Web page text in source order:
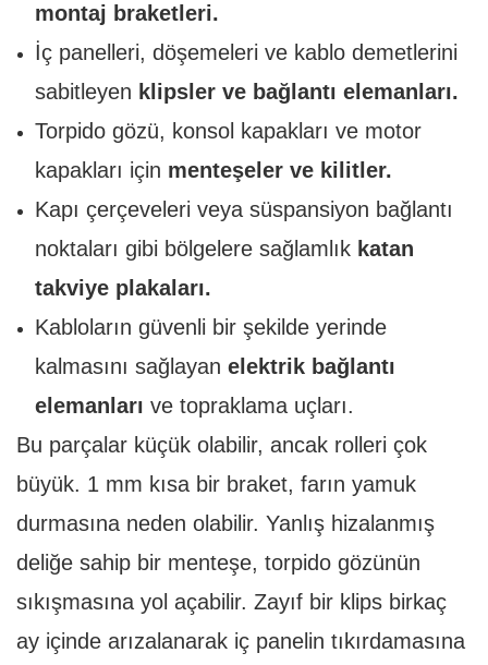
montaj braketleri.
İç panelleri, döşemeleri ve kablo demetlerini
sabitleyen klipsler ve bağlantı elemanları.
Torpido gözü, konsol kapakları ve motor
kapakları için menteşeler ve kilitler.
Kapı çerçeveleri veya süspansiyon bağlantı
noktaları gibi bölgelere sağlamlık katan
takviye plakaları.
Kabloların güvenli bir şekilde yerinde
kalmasını sağlayan elektrik bağlantı
elemanları ve topraklama uçları.
Bu parçalar küçük olabilir, ancak rolleri çok
büyük. 1 mm kısa bir braket, farın yamuk
durmasına neden olabilir. Yanlış hizalanmış
deliğe sahip bir menteşe, torpido gözünün
sıkışmasına yol açabilir. Zayıf bir klips birkaç
ay içinde arızalanarak iç panelin tıkırdamasına